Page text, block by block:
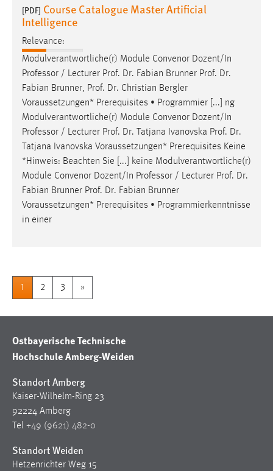
[PDF] Course Catalogue Master Artificial
Intelligence
Relevance:
Modulverantwortliche(r) Module Convenor Dozent/In
Professor / Lecturer Prof. Dr. Fabian Brunner Prof. Dr.
Fabian Brunner, Prof. Dr. Christian Bergler
Voraussetzungen* Prerequisites • Programmier [...] ng
Modulverantwortliche(r) Module Convenor Dozent/In
Professor / Lecturer Prof. Dr. Tatjana Ivanovska Prof. Dr.
Tatjana Ivanovska Voraussetzungen* Prerequisites Keine
*Hinweis: Beachten Sie [...] keine Modulverantwortliche(r)
Module Convenor Dozent/In Professor / Lecturer Prof. Dr.
Fabian Brunner Prof. Dr. Fabian Brunner
Voraussetzungen* Prerequisites • Programmierkenntnisse
in einer
1 2 3 »
Ostbayerische Technische
Hochschule Amberg-Weiden
Standort Amberg
Kaiser-Wilhelm-Ring 23
92224 Amberg
Tel +49 (9621) 482-0
Standort Weiden
Hetzenrichter Weg 15